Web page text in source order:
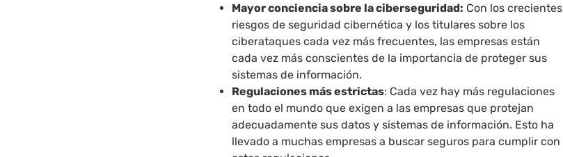
Mayor conciencia sobre la ciberseguridad: Con los crecientes
riesgos de seguridad cibernética y los titulares sobre los
ciberataques cada vez más frecuentes, las empresas están
cada vez más conscientes de la importancia de proteger sus
sistemas de información.
Regulaciones más estrictas: Cada vez hay más regulaciones
en todo el mundo que exigen a las empresas que protejan
adecuadamente sus datos y sistemas de información. Esto ha
llevado a muchas empresas a buscar seguros para cumplir con